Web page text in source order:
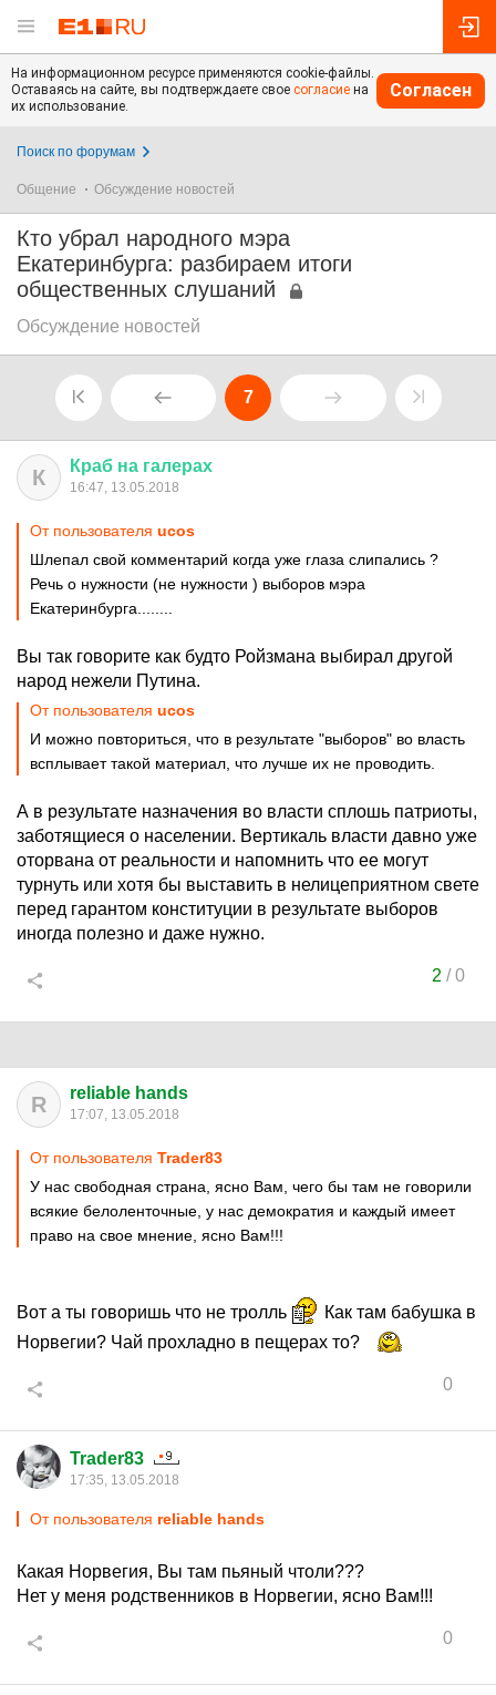
На информационном ресурсе применяются cookie-файлы.
Оставаясь на сайте, вы подтверждаете свое согласие на
их использование.
Согласен
Поиск по форумам
Общение Обсуждение новостей
Кто убрал народного мэра
Екатеринбурга: разбираем итоги
общественных слушаний
Обсуждение новостей
7
К Краб на галерах
16:47, 13.05.2018
От пользователя ucos
Шлепал свой комментарий когда уже глаза слипались ?
Речь о нужности (не нужности ) выборов мэра
Екатеринбурга........
Вы так говорите как будто Ройзмана выбирал другой
народ нежели Путина.
От пользователя ucos
И можно повториться, что в результате "выборов" во власть
всплывает такой материал, что лучше их не проводить.
А в результате назначения во власти сплошь патриоты,
заботящиеся о населении. Вертикаль власти давно уже
оторвана от реальности и напомнить что ее могут
турнуть или хотя бы выставить в нелицеприятном свете
перед гарантом конституции в результате выборов
иногда полезно и даже нужно.
2 /0
R reliable hands
17:07, 13.05.2018
От пользователя Trader83
У нас свободная страна, ясно Вам, чего бы там не говорили
всякие белоленточные, у нас демократия и каждый имеет
право на свое мнение, ясно Вам!!!
Вот а ты говоришь что не тролль
Как там бабушка в
Норвегии? Чай прохладно в пещерах то?
0
Trader83
17:35, 13.05.2018
От пользователя reliable hands
Какая Норвегия, Вы там пьяный чтоли???
Нет у меня родственников в Норвегии, ясно Вам!!!
0